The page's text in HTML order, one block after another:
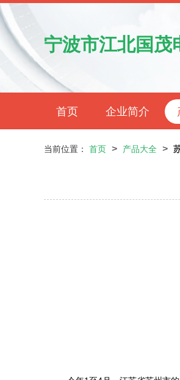
宁波市江北国茂
首页 企业简介
当前位置： 首页 > 产品大全 >